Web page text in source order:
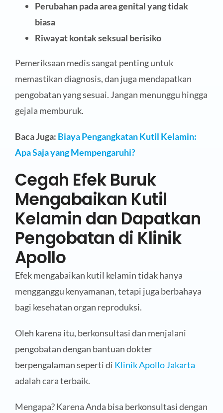
Perubahan pada area genital yang tidak
biasa
Riwayat kontak seksual berisiko
Pemeriksaan medis sangat penting untuk
memastikan diagnosis, dan juga mendapatkan
pengobatan yang sesuai. Jangan menunggu hingga
gejala memburuk.
Baca Juga: Biaya Pengangkatan Kutil Kelamin:
Apa Saja yang Mempengaruhi?
Cegah Efek Buruk
Mengabaikan Kutil
Kelamin dan Dapatkan
Pengobatan di Klinik
Apollo
Efek mengabaikan kutil kelamin tidak hanya
mengganggu kenyamanan, tetapi juga berbahaya
bagi kesehatan organ reproduksi.
Oleh karena itu, berkonsultasi dan menjalani
pengobatan dengan bantuan dokter
berpengalaman seperti di Klinik Apollo Jakarta
adalah cara terbaik.
Mengapa? Karena Anda bisa berkonsultasi dengan